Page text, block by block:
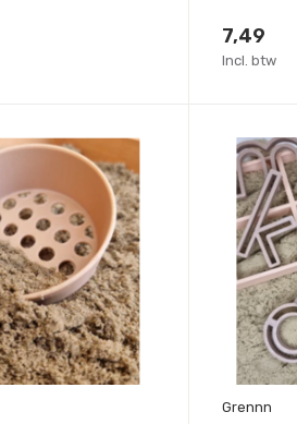
7,49
Incl. btw
Grennn